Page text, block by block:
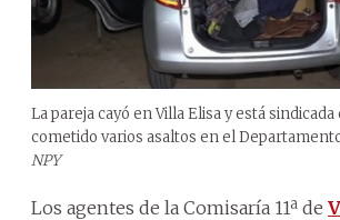
La pareja cayó en Villa Elisa y está
cometido varios asaltos en el
NPY
Los agentes de la Comisaría 11ª de